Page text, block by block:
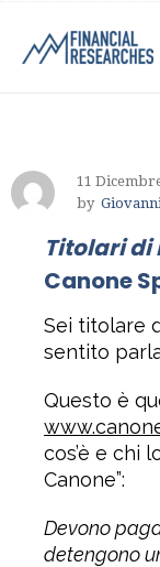
11
by
Titolari di
Canone
Sei titolare
sentito
Questo è
cos’è e chi
Canone”:
Devono
detengono